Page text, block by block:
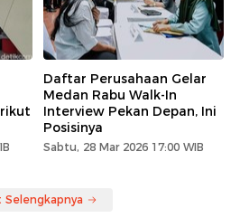
Daftar Perusahaan Gelar
Medan Rabu Walk-In
Interview Pekan Depan, Ini
Posisinya
Sabtu, 28 Mar 2026 17:00 WIB
Selengkapnya